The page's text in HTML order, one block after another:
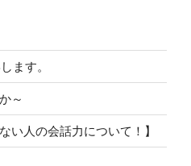
ます。
～
い人の会話力について！】